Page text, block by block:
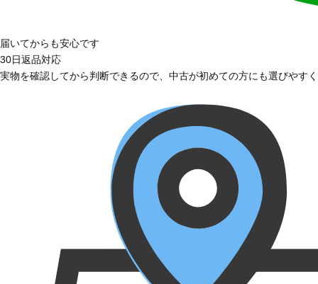
届いてからも安心です
30日返品対応
実物を確認してから判断できるので、中古が初めての方にも選びやす